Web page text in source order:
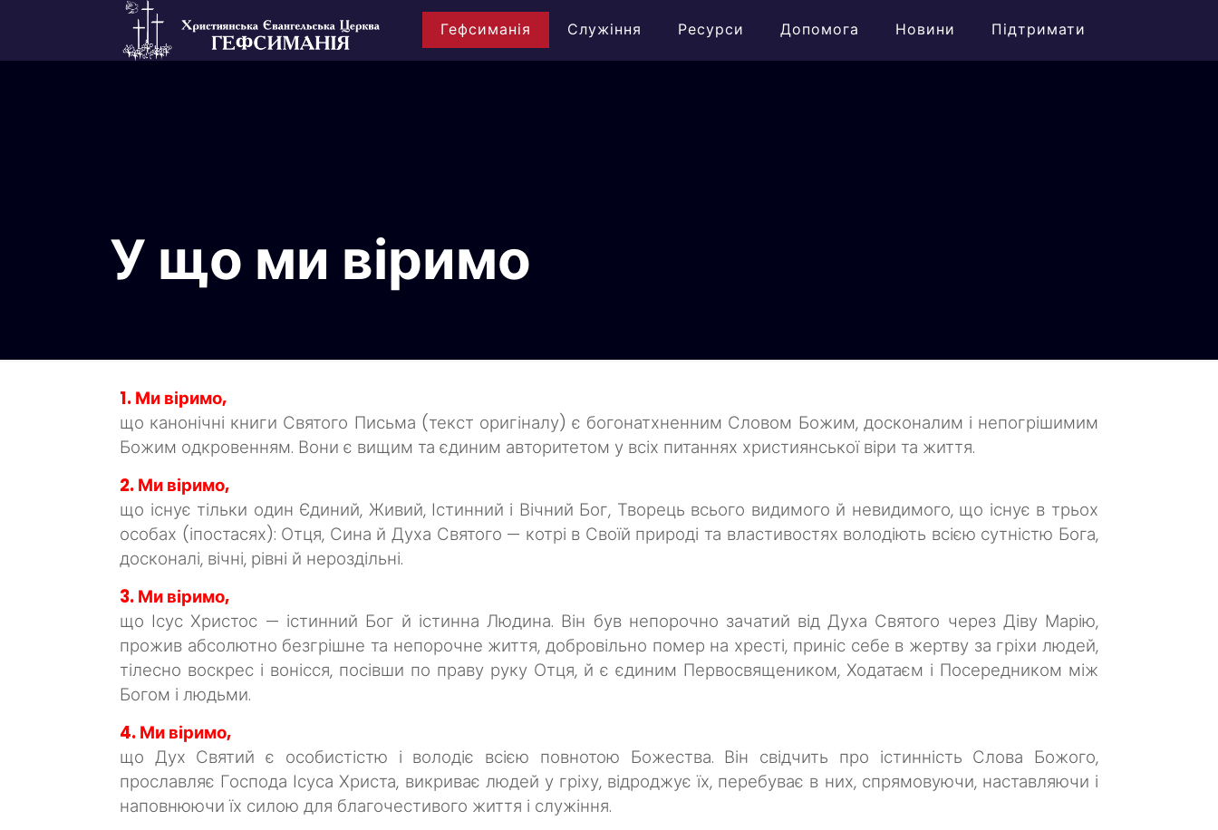
Гефсиманія Служіння Ресурси Допомога Новини Підтримати
У що ми віримо
1. Ми віримо,
що канонічні книги Святого Письма (текст оригіналу) є богонатхненним Словом Божим, досконалим і непогрішимим
Божим одкровенням. Вони є вищим та єдиним авторитетом у всіх питаннях християнської віри та життя.
2. Ми віримо,
що існує тільки один Єдиний, Живий, Істинний і Вічний Бог, Творець всього видимого й невидимого, що існує в трьох
особах (іпостасях): Отця, Сина й Духа Святого — котрі в Своїй природі та властивостях володіють всією сутністю Бога,
досконалі, вічні, рівні й нероздільні.
3. Ми віримо,
що Ісус Христос — істинний Бог й істинна Людина. Він був непорочно зачатий від Духа Святого через Діву Марію,
прожив абсолютно безгрішне та непорочне життя, добровільно помер на хресті, приніс себе в жертву за гріхи людей,
тілесно воскрес і вонісся, посівши по праву руку Отця, й є єдиним Первосвящеником, Ходатаєм і Посередником між
Богом і людьми.
4. Ми віримо,
що Дух Святий є особистістю і володіє всією повнотою Божества. Він свідчить про істинність Слова Божого,
прославляє Господа Ісуса Христа, викриває людей у гріху, відроджує їх, перебуває в них, спрямовуючи, наставляючи і
наповнюючи їх силою для благочестивого життя і служіння.